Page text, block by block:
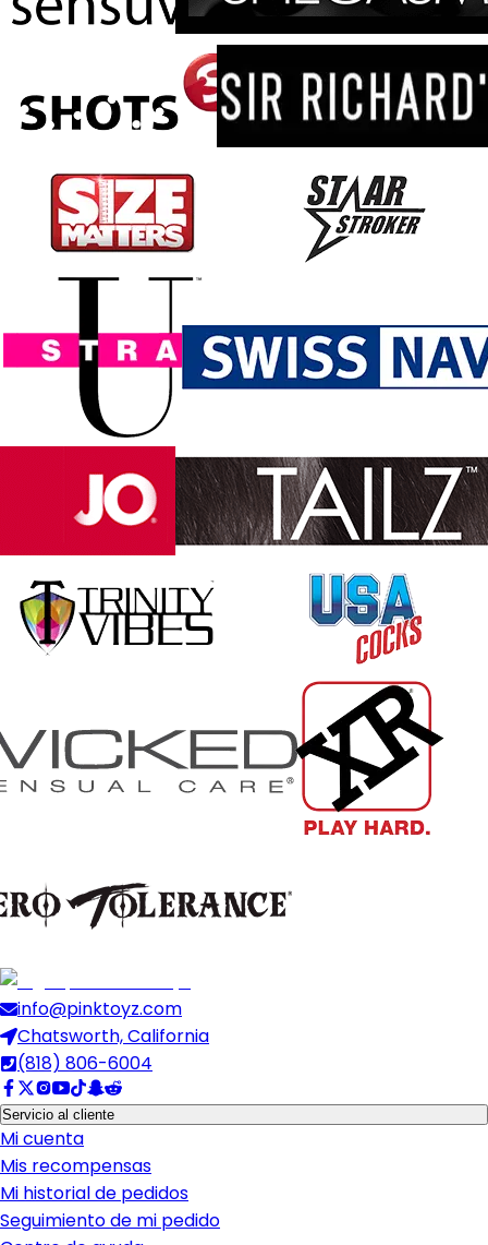
info@pinktoyz.com
Chatsworth, California
(818) 806-6004
Servicio al cliente
Mi cuenta
Mis recompensas
Mi historial de pedidos
Seguimiento de mi pedido